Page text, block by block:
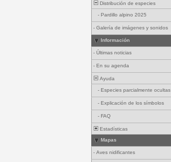
Distribución de especies
- Pardillo alpino 2025
- Galería de imágenes y sonidos
Información
- Últimas noticias
- En su agenda
Ayuda
- Especies parcialmente ocultas
- Explicación de los símbolos
- FAQ
Estadísticas
Mapas
- Aves nidificantes